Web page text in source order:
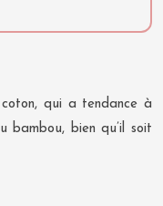
qui a tendance à
bambou, bien qu’il soit